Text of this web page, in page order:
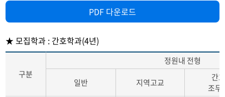
PDF 다운로드
★ 모집학과 : 간호학과(4년)
구분
정원내 전형
일반
지역고교
간
조무